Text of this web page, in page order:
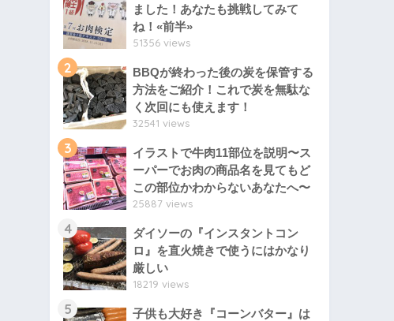
ました！あなたも挑戦してみて
ね！«前半»
51356 views
2
BBQが終わった後の炭を保管する
方法をご紹介！これで炭を無駄な
く次回にも使えます！
32541 views
3
イラストで牛肉11部位を説明〜ス
ーパーでお肉の商品名を見てもど
この部位かわからないあなたへ〜
25887 views
4
ダイソーの『インスタントコン
ロ』を直火焼きで使うにはかなり
厳しい
18219 views
5
子供も大好き『コーンバター』は